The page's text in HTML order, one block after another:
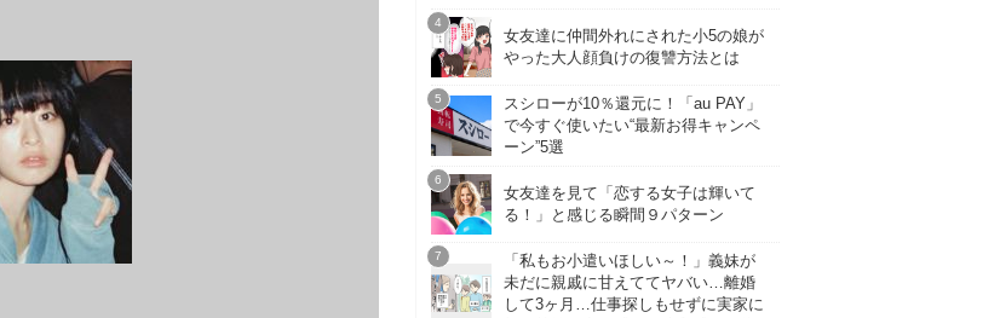
女友達に仲間外れにされた小5の娘が
やった大人顔負けの復讐方法とは
スシローが10％還元に！「au PAY」
で今すぐ使いたい“最新お得キャンペ
ーン”5選
女友達を見て「恋する女子は輝いて
る！」と感じる瞬間９パターン
「私もお小遣いほしい～！」義妹が
未だに親戚に甘えててヤバい…離婚
して3ヶ月…仕事探しもせずに実家に